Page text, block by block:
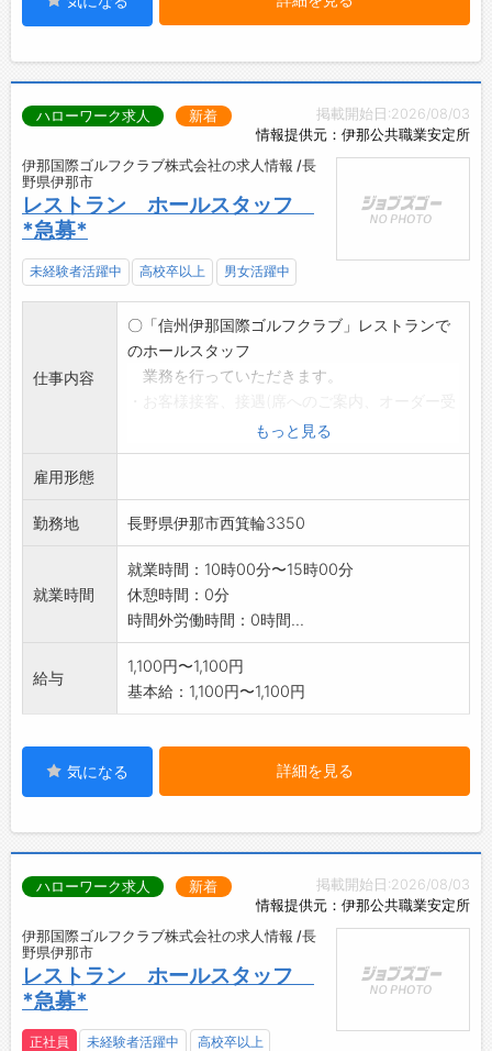
掲載開始日:2026/08/03
情報提供元：伊那公共職業安定所
ハローワーク求人 新着
伊那国際ゴルフクラブ株式会社の求人情報 /長
野県伊那市
レストラン ホールスタッフ
*急募*
未経験者活躍中 高校卒以上 男女活躍中
仕事内容
〇「信州伊那国際ゴルフクラブ」レストランで
のホールスタッフ
業務を行っていただきます。
片づけ等)
もっと見る
雇用形態
勤務地 長野県伊那市西箕輪3350
就業時間
就業時間：10時00分〜15時00分
休憩時間：0分
時間外労働時間：0時間...
給与
1,100円〜1,100円
基本給：1,100円〜1,100円
気になる 詳細を見る
掲載開始日:2026/08/03
情報提供元：伊那公共職業安定所
ハローワーク求人 新着
伊那国際ゴルフクラブ株式会社の求人情報 /長
野県伊那市
レストラン ホールスタッフ
*急募*
正社員 未経験者活躍中
高校卒以上